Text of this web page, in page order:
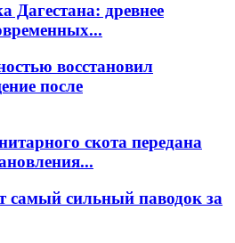
Дагестана: древнее
восстановил
после
скота передана
самый сильный паводок за